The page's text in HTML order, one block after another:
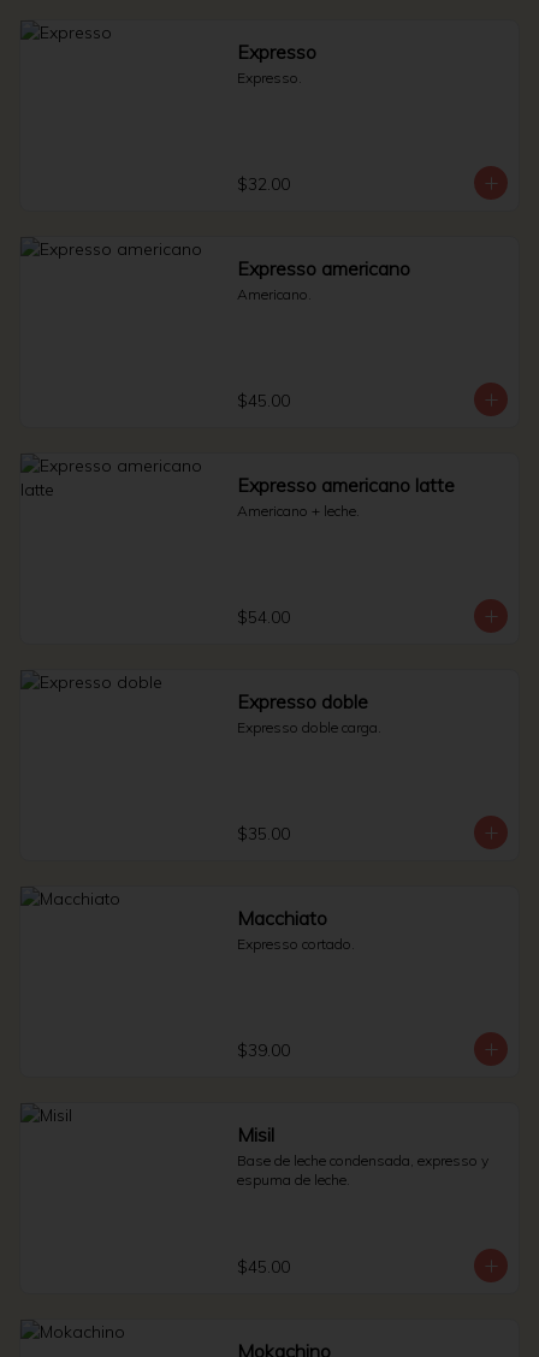
Expresso
Expresso.
$32.00
Expresso americano
Americano.
$45.00
Expresso americano latte
Americano + leche.
$54.00
Expresso doble
Expresso doble carga.
$35.00
Macchiato
Expresso cortado.
$39.00
Misil
Base de leche condensada, expresso y
espuma de leche.
$45.00
Mokachino